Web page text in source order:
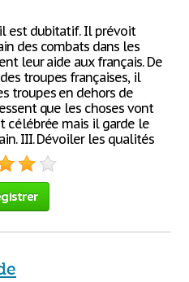
est dubitatif. Il prévoit
des combats dans les
leur aide aux français. De
troupes françaises, il
troupes en dehors de
que les choses vont
célébrée mais il garde le
III. Dévoiler les qualités